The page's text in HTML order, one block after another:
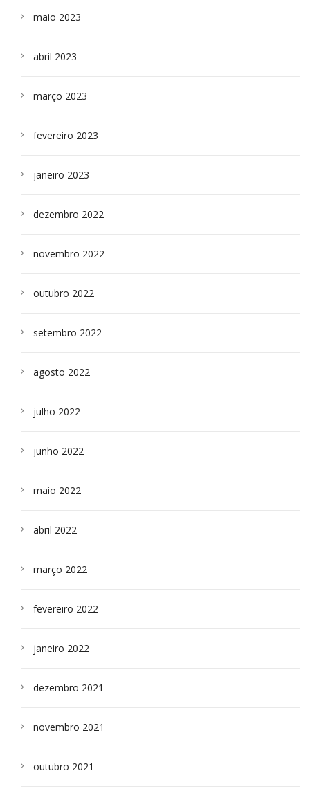
maio 2023
abril 2023
março 2023
fevereiro 2023
janeiro 2023
dezembro 2022
novembro 2022
outubro 2022
setembro 2022
agosto 2022
julho 2022
junho 2022
maio 2022
abril 2022
março 2022
fevereiro 2022
janeiro 2022
dezembro 2021
novembro 2021
outubro 2021